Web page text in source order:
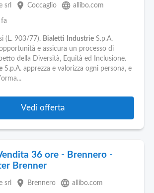
srl place Coccaglio language allibo.com
(L. 903/77). Bialetti Industrie S.p.A.
e assicura un processo di
della Diversità, Equità ed Inclusione.
S.p.A. apprezza e valorizza ogni persona, e
Vedi offerta
36 ore - Brennero -
Brenner
srl place Brennero language allibo.com